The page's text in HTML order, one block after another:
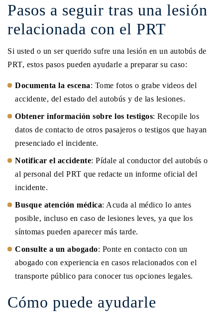
Pasos a seguir tras una lesión
relacionada con el PRT
Si usted o un ser querido sufre una lesión en un autobús de
PRT, estos pasos pueden ayudarle a preparar su caso:
Documenta la escena: Tome fotos o grabe videos del
accidente, del estado del autobús y de las lesiones.
Obtener información sobre los testigos: Recopile los
datos de contacto de otros pasajeros o testigos que hayan
presenciado el incidente.
Notificar el accidente: Pídale al conductor del autobús o
al personal del PRT que redacte un informe oficial del
incidente.
Busque atención médica: Acuda al médico lo antes
posible, incluso en caso de lesiones leves, ya que los
síntomas pueden aparecer más tarde.
Consulte a un abogado: Ponte en contacto con un
abogado con experiencia en casos relacionados con el
transporte público para conocer tus opciones legales.
Cómo puede ayudarle